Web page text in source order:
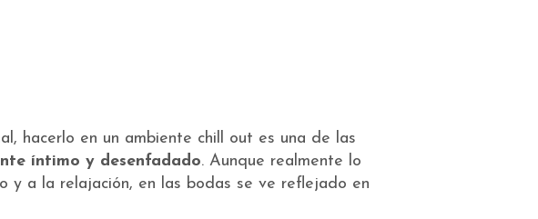
hacerlo en un ambiente chill out es una de las
íntimo y desenfadado. Aunque realmente lo
y a la relajación, en las bodas se ve reflejado en